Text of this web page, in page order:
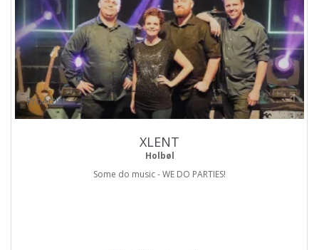
ProArtist
XLENT
Holbøl
Some do music - WE DO PARTIES!